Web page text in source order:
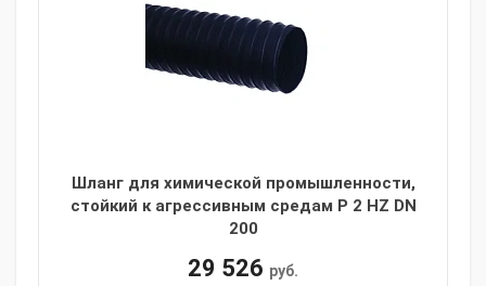
Шланг для химической промышленности,
стойкий к агрессивным средам P 2 HZ DN
200
29 526 руб.